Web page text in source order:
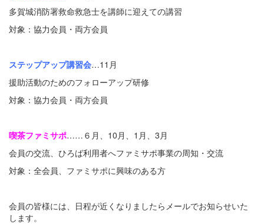
多賀城消防署救命救急士を講師に迎えての講習
対象：協力会員・両方会員
ステップアップ講習会…11月
援助活動のためのフォローアップ研修
対象：協力会員・両方会員
喫茶ファミサポ……６月、10月、1月、3月
会員の交流、ひろば利用者へファミサポ事業の周知・交流
対象：全会員、ファミサポに興味のある方
会員の皆様には、日程が近くなりましたらメールでお知らせいた
します。